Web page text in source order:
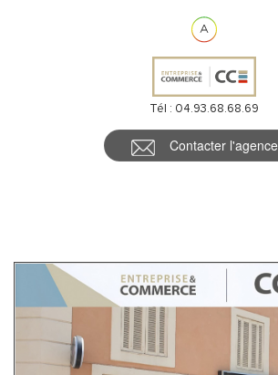
Meublé : Non
Tél : 04.93.68.68.69
Contacter l'agence